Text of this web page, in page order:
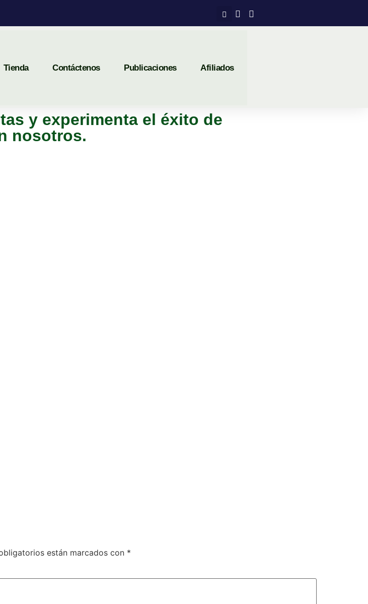
Tienda Contáctenos Publicaciones Afiliados
y experimenta el éxito de
nosotros.
están marcados con *